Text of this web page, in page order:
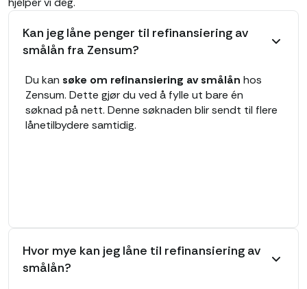
Kan jeg låne penger til refinansiering av
smålån fra Zensum?
Du kan søke om refinansiering av smålån hos
Zensum. Dette gjør du ved å fylle ut bare én
søknad på nett. Denne søknaden blir sendt til flere
lånetilbydere samtidig.
Hvor mye kan jeg låne til refinansiering av
smålån?